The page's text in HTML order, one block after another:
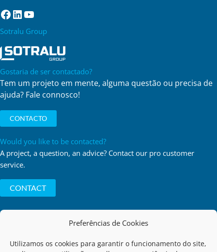
Preferências de Cookies
Utilizamos os cookies para garantir o funcionamento do site,
Facebook
LinkedIn
YouTube
Sotralu Group
Gostaria de ser contactado?
Tem um projeto em mente, alguma questão ou precisa de
ajuda? Fale connosco!
CONTACTO
Would you like to be contacted?
A project, a question, an advice? Contact our pro customer
service.
CONTACT
Privacy Policy